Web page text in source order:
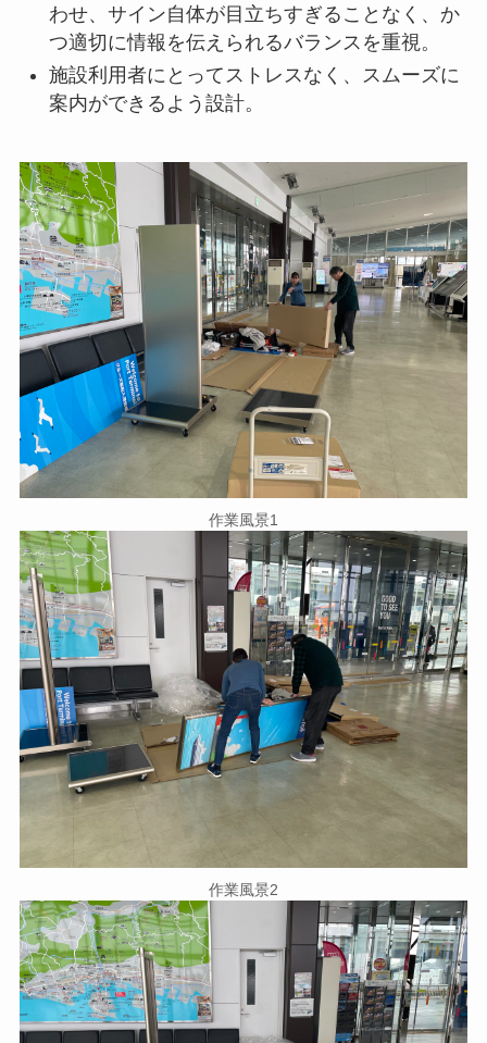
わせ、サイン自体が目立ちすぎることなく、か
つ適切に情報を伝えられるバランスを重視。
施設利用者にとってストレスなく、スムーズに
案内ができるよう設計。
作業風景1
作業風景2